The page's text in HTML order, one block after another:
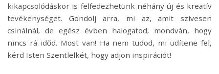
kikapcsolódáskor is felfedezhetünk néhány új és kreatív
tevékenységet. Gondolj arra, mi az, amit szívesen
csinálnál, de egész évben halogatod, mondván, hogy
nincs rá időd. Most van! Ha nem tudod, mi üdítene fel,
kérd Isten Szentlelkét, hogy adjon inspirációt!